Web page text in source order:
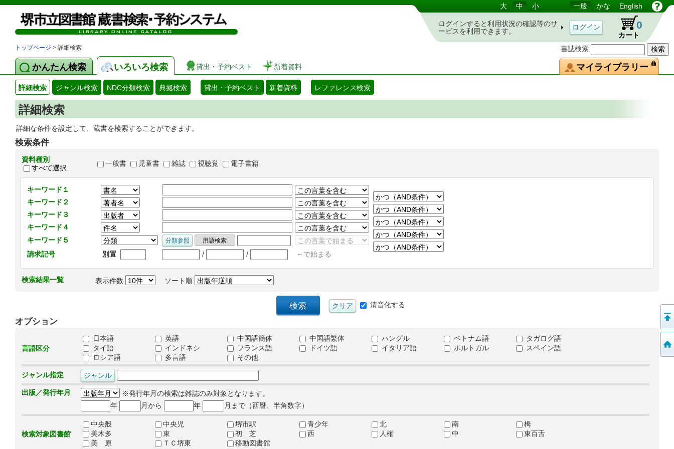
図書館 蔵書検索・予約システム
書誌検索
大 中 小 一般 かな English
ログインすると利用状況の確認等のサ
ービスを利用できます。
カート
0
トップページ > 詳細検索
かんたん検索 いろいろ検索 貸出・予約ベスト 新着資料 マイライブラリー
詳細検索 ジャンル検索 NDC分類検索 典拠検索 貸出・予約ベスト 新着資料 レファレンス検索
詳細検索
詳細な条件を設定して、蔵書を検索することができます。
検索条件
資料種別
すべて選択
一般書 児童書 雑誌 視聴覚 電子書籍
キーワード１
キーワード２
キーワード３
キーワード４
キーワード５
請求記号
別置 / / ～で始まる
検索結果一覧 表示件数 ソート順
清音化する
オプション
言語区分
日本語 英語 中国語簡体 中国語繁体 ハングル ベトナム語
タガログ語
タイ語
インドネシ フランス語 ドイツ語 イタリア語 ポルトガル
スペイン語
ロシア語
多言語 その他
ジャンル指定
出版／発行年月
※発行年月の検索は雑誌のみ対象となります。
年
月から 年 月まで（西暦、半角数字）
検索対象図書館
中央般 中央児 堺市駅 青少年 北 南
栂
美木多
東 初 芝 西 人権 中
東百舌
美 原
ＴＣ堺東 移動図書館